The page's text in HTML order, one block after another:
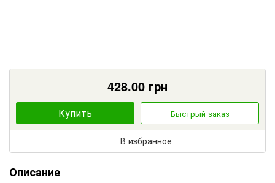
428.00 грн
Купить Быстрый заказ
В избранное
Описание